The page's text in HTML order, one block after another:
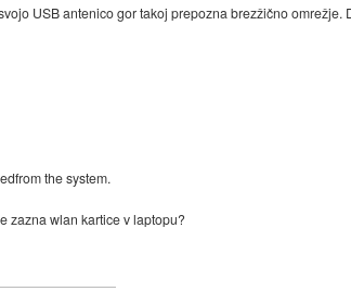
USB antenico gor takoj prepozna brezžično omrežje.
the system.
zazna wlan kartice v laptopu?